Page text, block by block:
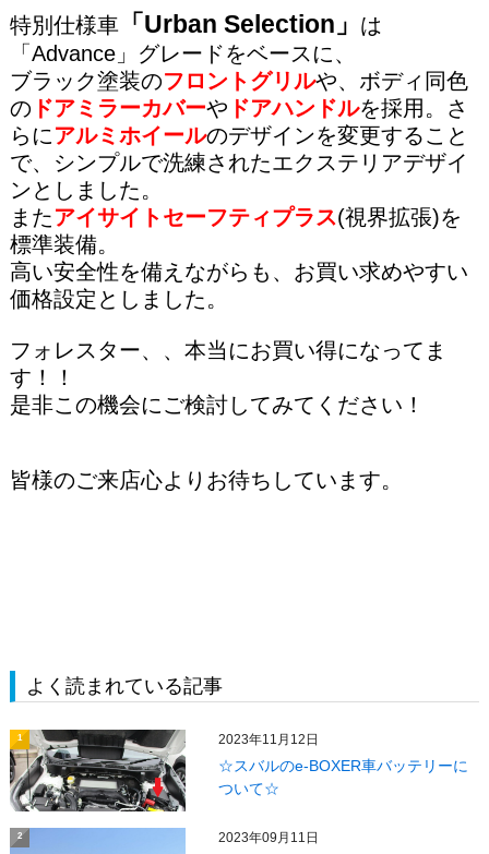
特別仕様車「Urban Selection」 は
「Advance」グレードをベースに、
ブラック塗装のフロントグリルや、ボディ同色
の ドアミラーカバーや ドアハンドルを採用。さ
らにアルミホイールのデザインを変更すること
で、シンプルで洗練されたエクステリアデザイ
ンとしました。
またアイサイトセーフティプラス(視界拡張)を
標準装備。
高い安全性を備えながらも、お買い求めやすい
価格設定としました。
フォレスター、、本当にお買い得になってま
す！！
是非この機会にご検討してみてください！
皆様のご来店心よりお待ちしています。
よく読まれている記事
1 2023年11月12日
☆スバルのe-BOXER車バッテリーに
ついて☆
2 2023年09月11日